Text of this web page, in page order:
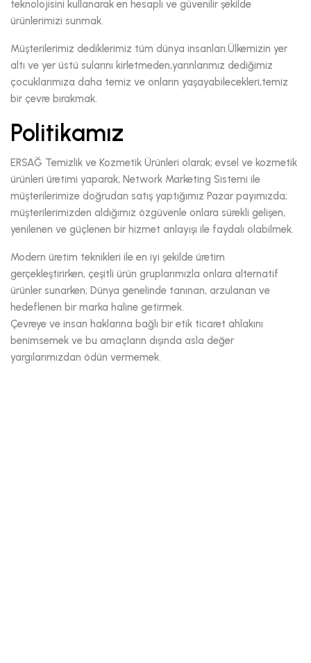
teknolojisini kullanarak en hesaplı ve güvenilir şekilde
ürünlerimizi sunmak.
Müşterilerimiz dediklerimiz tüm dünya insanları.Ülkemizin yer
altı ve yer üstü sularını kirletmeden,yarınlarımız dediğimiz
çocuklarımıza daha temiz ve onların yaşayabilecekleri,temiz
bir çevre bırakmak.
Politikamız
ERSAĞ Temizlik ve Kozmetik Ürünleri olarak; evsel ve kozmetik
ürünleri üretimi yaparak, Network Marketing Sistemi ile
müşterilerimize doğrudan satış yaptığımız Pazar payımızda;
müşterilerimizden aldığımız özgüvenle onlara sürekli gelişen,
yenilenen ve güçlenen bir hizmet anlayışı ile faydalı olabilmek.
Modern üretim teknikleri ile en iyi şekilde üretim
gerçekleştirirken, çeşitli ürün gruplarımızla onlara alternatif
ürünler sunarken; Dünya genelinde tanınan, arzulanan ve
hedeflenen bir marka haline getirmek.
Çevreye ve insan haklarına bağlı bir etik ticaret ahlakını
benimsemek ve bu amaçların dışında asla değer
yargılarımızdan ödün vermemek.